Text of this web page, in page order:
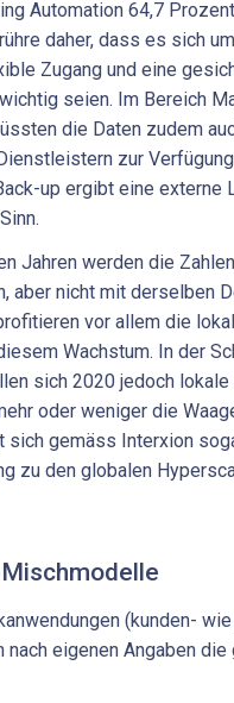
Automation 64,7
daher, dass es sich
Zugang und eine
seien. Im Bereich
die Daten zudem
zur
up ergibt eine externe
Jahren werden die
aber nicht mit derselben
vor allem die
Wachstum. In der
sich 2020 jedoch lokale
oder weniger die
sich gemäss Interxion
zu den globalen
(kunden-
nach eigenen Angaben die